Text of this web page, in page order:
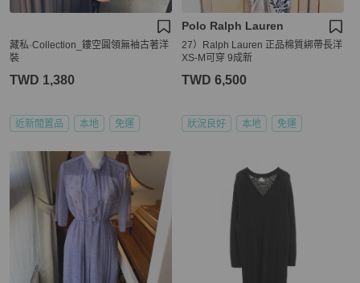
藏私·Collection_鏤空圓領無袖古著洋
裝
TWD 1,380
近新閒置品 本地 免運
Polo Ralph Lauren
27）Ralph Lauren 正品棉質綁帶長洋
XS-M可穿 9成新
TWD 6,500
狀況良好 本地 免運